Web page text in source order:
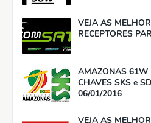
VEJA AS
RECEPTORES
AMAZONAS 61W
CHAVES SKS e
06/01/2016
VEJA AS